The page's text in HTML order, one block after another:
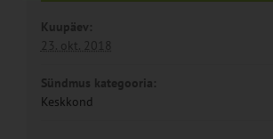
Kuupäev:
23. okt. 2018
Sündmus kategooria:
Keskkond